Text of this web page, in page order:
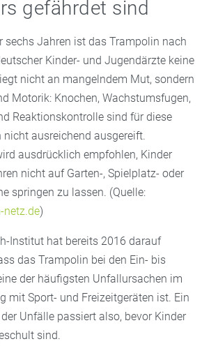
gefährdet sind
sechs Jahren ist das Trampolin nach
Kinder- und Jugendärzte keine
nicht an mangelndem Mut, sondern
Motorik: Knochen, Wachstumsfugen,
Reaktionskontrolle sind für diese
nicht ausreichend ausgereift.
ausdrücklich empfohlen, Kinder
nicht auf Garten-, Spielplatz- oder
springen zu lassen. (Quelle:
netz.de)
Institut hat bereits 2016 darauf
das Trampolin bei den Ein- bis
der häufigsten Unfallursachen im
mit Sport- und Freizeitgeräten ist. Ein
Unfälle passiert also, bevor Kinder
sind.